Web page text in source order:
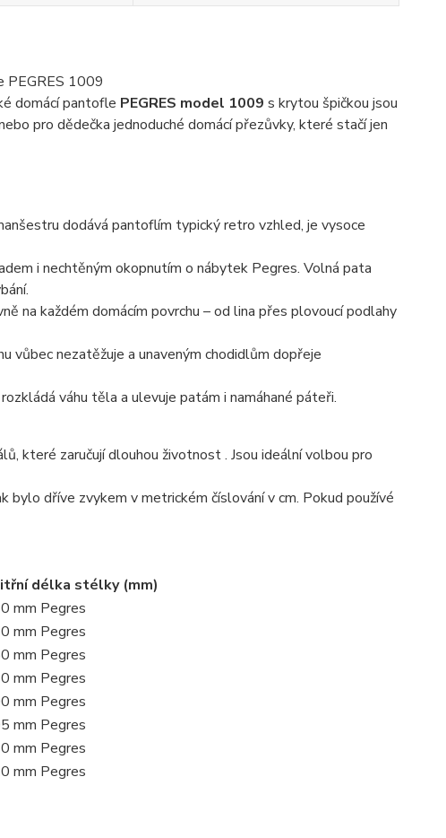
PEGRES 1009
domácí pantofle PEGRES model 1009 s krytou špičkou jsou
pro dědečka jednoduché domácí přezůvky, které stačí jen
dodává pantoflím typický retro vzhled, je vysoce
i nechtěným okopnutím o nábytek Pegres. Volná pata
na každém domácím povrchu – od lina přes plovoucí podlahy
vůbec nezatěžuje a unaveným chodidlům dopřeje
váhu těla a ulevuje patám i namáhané páteři.
které zaručují dlouhou životnost . Jsou ideální volbou pro
bylo dříve zvykem v metrickém číslování v cm. Pokud používé
délka stélky (mm)
mm Pegres
mm Pegres
mm Pegres
mm Pegres
mm Pegres
mm Pegres
mm Pegres
mm Pegres